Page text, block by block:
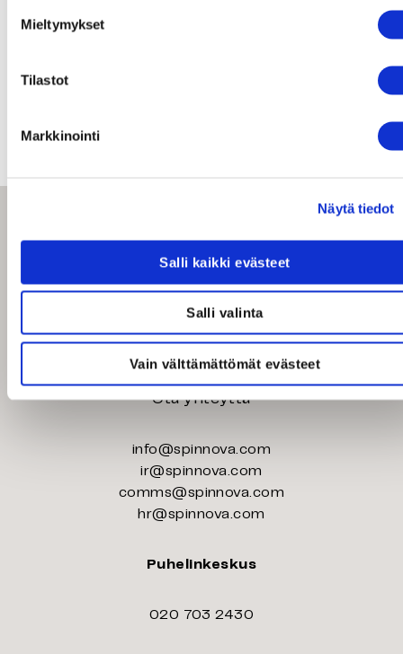
Mieltymykset
Tilastot
Markkinointi
Näytä tiedot
Salli kaikki evästeet
Salli valinta
Vain välttämättömät evästeet
verkkopalvelu:
Tietosuojaseloste
Käyttöehdot
Whistleblowing-palvelumme
Ota yhteyttä
info@spinnova.com
ir@spinnova.com
comms@spinnova.com
hr@spinnova.com
Puhelinkeskus
020 703 2430